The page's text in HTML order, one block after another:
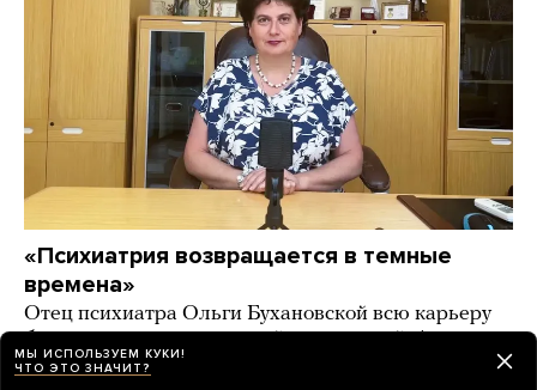
«Психиатрия возвращается в темные
времена»
Отец психиатра Ольги Бухановской всю карьеру
боролся со стигматизацией транслюдей. А его
дочь призывает бороться с «эпидемией
МЫ ИСПОЛЬЗУЕМ КУКИ!
ЧТО ЭТО ЗНАЧИТ?